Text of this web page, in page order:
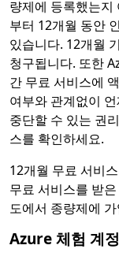
량제에 등록했는
부터 12개월 동안
있습니다. 12개월
청구됩니다. 또한
간 무료 서비스에
여부와 관계없이
중단할 수 있는 권
스를 확인하세요.
12개월 무료 서비
무료 서비스를 받
도에서 종량제에
Azure 체험 계